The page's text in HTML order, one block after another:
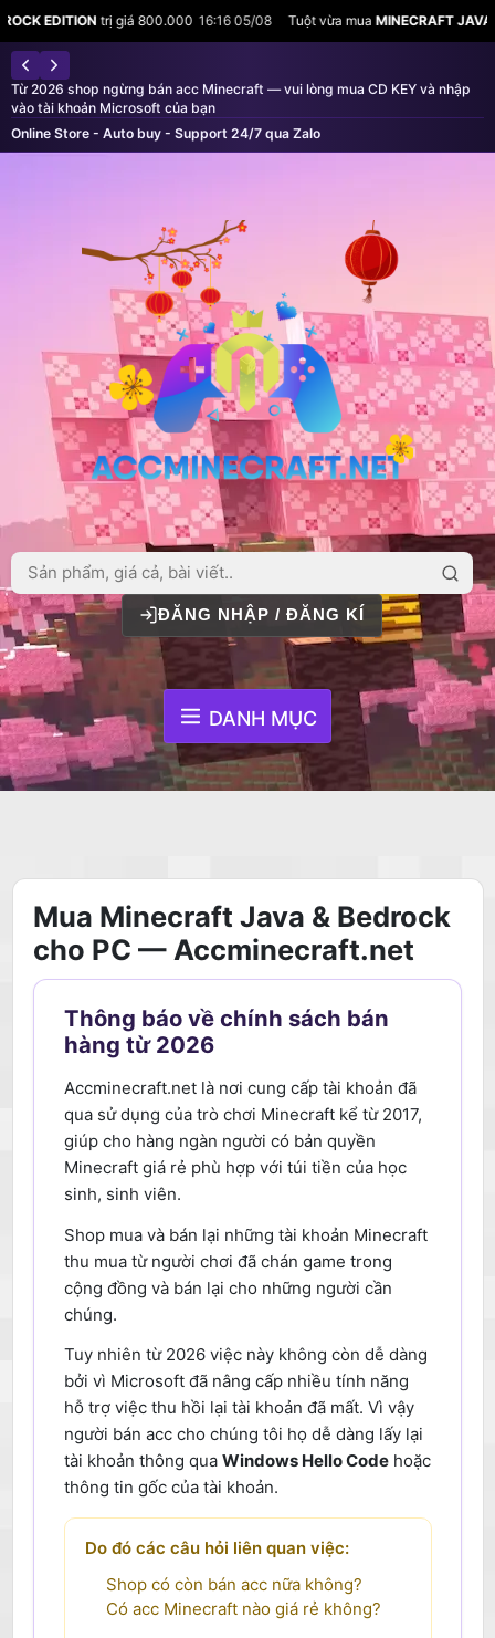
16:16 05/08 Tuột vừa muaMINECRAFT JAVA & BEDROCK EDITIONtrị
Từ 2026 shop ngừng bán acc Minecraft — vui lòng mua CD KEY và nhập
vào tài khoản Microsoft của bạn
Online Store - Auto buy - Support 24/7 qua Zalo
ĐĂNG NHẬP / ĐĂNG KÍ
DANH MỤC
Mua Minecraft Java & Bedrock
cho PC — Accminecraft.net
Thông báo về chính sách bán
hàng từ 2026
Accminecraft.net là nơi cung cấp tài khoản đã
qua sử dụng của trò chơi Minecraft kể từ 2017,
giúp cho hàng ngàn người có bản quyền
Minecraft giá rẻ phù hợp với túi tiền của học
sinh, sinh viên.
Shop mua và bán lại những tài khoản Minecraft
thu mua từ người chơi đã chán game trong
cộng đồng và bán lại cho những người cần
chúng.
Tuy nhiên từ 2026 việc này không còn dễ dàng
bởi vì Microsoft đã nâng cấp nhiều tính năng
hỗ trợ việc thu hồi lại tài khoản đã mất. Vì vậy
người bán acc cho chúng tôi họ dễ dàng lấy lại
tài khoản thông qua Windows Hello Codehoặc
thông tin gốc của tài khoản.
Do đó các câu hỏi liên quan việc:
Shop có còn bán acc nữa không?
Có acc Minecraft nào giá rẻ không?